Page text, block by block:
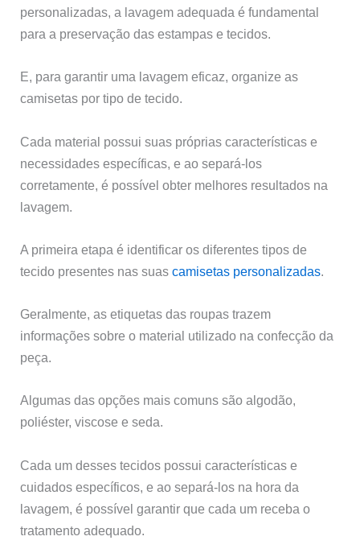
personalizadas, a lavagem adequada é fundamental
para a preservação das estampas e tecidos.
E, para garantir uma lavagem eficaz, organize as
camisetas por tipo de tecido.
Cada material possui suas próprias características e
necessidades específicas, e ao separá-los
corretamente, é possível obter melhores resultados na
lavagem.
A primeira etapa é identificar os diferentes tipos de
tecido presentes nas suascamisetas personalizadas.
Geralmente, as etiquetas das roupas trazem
informações sobre o material utilizado na confecção da
peça.
Algumas das opções mais comuns são algodão,
poliéster, viscose e seda.
Cada um desses tecidos possui características e
cuidados específicos, e ao separá-los na hora da
lavagem, é possível garantir que cada um receba o
tratamento adequado.